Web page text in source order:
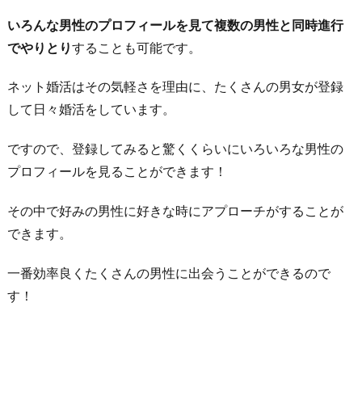
お
わ
り
に
いろんな男性のプロフィールを見て複数の男性と同時進行
でやりとりすることも可能です。
ネット婚活はその気軽さを理由に、たくさんの男女が登録
して日々婚活をしています。
ですので、登録してみると驚くくらいにいろいろな男性の
プロフィールを見ることができます！
その中で好みの男性に好きな時にアプローチがすることが
できます。
一番効率良くたくさんの男性に出会うことができるので
す！